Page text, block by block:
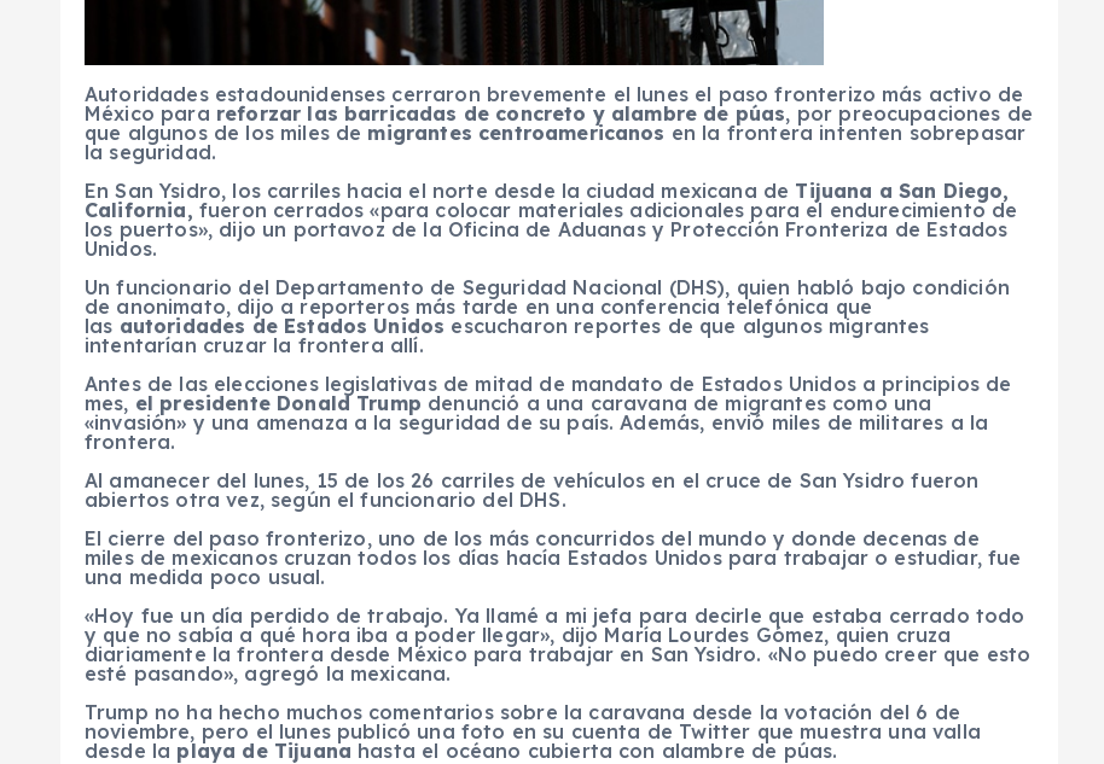
Autoridades estadounidenses cerraron brevemente el lunes el paso fronterizo más activo de
México para reforzar las barricadas de concreto y alambre de púas, por preocupaciones de
que algunos de los miles de migrantes centroamericanos en la frontera intenten sobrepasar
la seguridad.
En San Ysidro, los carriles hacia el norte desde la ciudad mexicana de Tijuana a San Diego,
California, fueron cerrados «para colocar materiales adicionales para el endurecimiento de
los puertos», dijo un portavoz de la Oficina de Aduanas y Protección Fronteriza de Estados
Unidos.
Un funcionario del Departamento de Seguridad Nacional (DHS), quien habló bajo condición
de anonimato, dijo a reporteros más tarde en una conferencia telefónica que
las autoridades de Estados Unidos escucharon reportes de que algunos migrantes
intentarían cruzar la frontera allí.
Antes de las elecciones legislativas de mitad de mandato de Estados Unidos a principios de
mes, el presidente Donald Trump denunció a una caravana de migrantes como una
«invasión» y una amenaza a la seguridad de su país. Además, envió miles de militares a la
frontera.
Al amanecer del lunes, 15 de los 26 carriles de vehículos en el cruce de San Ysidro fueron
abiertos otra vez, según el funcionario del DHS.
El cierre del paso fronterizo, uno de los más concurridos del mundo y donde decenas de
miles de mexicanos cruzan todos los días hacía Estados Unidos para trabajar o estudiar, fue
una medida poco usual.
«Hoy fue un día perdido de trabajo. Ya llamé a mi jefa para decirle que estaba cerrado todo
y que no sabía a qué hora iba a poder llegar», dijo María Lourdes Gómez, quien cruza
diariamente la frontera desde México para trabajar en San Ysidro. «No puedo creer que esto
esté pasando», agregó la mexicana.
Trump no ha hecho muchos comentarios sobre la caravana desde la votación del 6 de
noviembre, pero el lunes publicó una foto en su cuenta de Twitter que muestra una valla
desde la playa de Tijuana hasta el océano cubierta con alambre de púas.